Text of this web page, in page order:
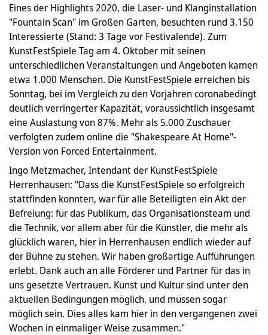
Eines der Highlights 2020, die Laser- und Klanginstallation
"Fountain Scan" im Großen Garten, besuchten rund 3.150
Interessierte (Stand: 3 Tage vor Festivalende). Zum
KunstFestSpiele Tag am 4. Oktober mit seinen
unterschiedlichen Veranstaltungen und Angeboten kamen
etwa 1.000 Menschen. Die KunstFestSpiele erreichen bis
Sonntag, bei im Vergleich zu den Vorjahren coronabedingt
deutlich verringerter Kapazität, voraussichtlich insgesamt
eine Auslastung von 87%. Mehr als 5.000 Zuschauer
verfolgten zudem online die "Shakespeare At Home"-
Version von Forced Entertainment.
Ingo Metzmacher, Intendant der KunstFestSpiele
Herrenhausen: "Dass die KunstFestSpiele so erfolgreich
stattfinden konnten, war für alle Beteiligten ein Akt der
Befreiung: für das Publikum, das Organisationsteam und
die Technik, vor allem aber für die Künstler, die mehr als
glücklich waren, hier in Herrenhausen endlich wieder auf
der Bühne zu stehen. Wir haben großartige Aufführungen
erlebt. Dank auch an alle Förderer und Partner für das in
uns gesetzte Vertrauen. Kunst und Kultur sind unter den
aktuellen Bedingungen möglich, und müssen sogar
möglich sein. Dies alles kam hier in den vergangenen zwei
Wochen in einmaliger Weise zusammen."